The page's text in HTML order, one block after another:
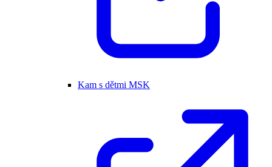
Kam s dětmi MSK